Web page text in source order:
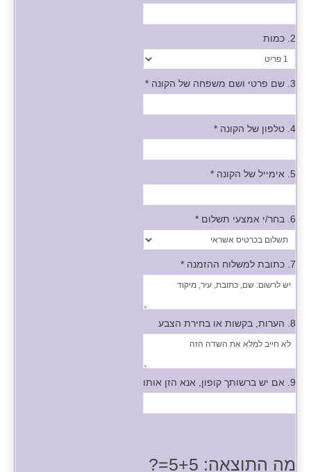
2. כמות
3. שם פרטי ושם משפחה של הקונה *
4. טלפון של הקונה *
5. אימייל של הקונה *
6. בחר/י אמצעי תשלום *
7. כתובת למשלוח ההזמנה *
8. הערות, בקשות או בחירת הצבע
9. אם יש ברשותך קופון, אנא הזן אותו
מה התוצאה: 5+5=?